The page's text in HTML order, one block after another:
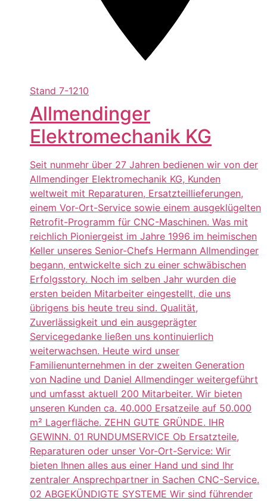
Stand 7-1210
Allmendinger
Elektromechanik KG
Seit nunmehr über 27 Jahren bedienen wir von der
Allmendinger Elektromechanik KG, Kunden
weltweit mit Reparaturen, Ersatzteillieferungen,
einem Vor-Ort-Service sowie einem ausgeklügelten
Retrofit-Programm für CNC-Maschinen. Was mit
reichlich Pioniergeist im Jahre 1996 im heimischen
Keller unseres Senior-Chefs Hermann Allmendinger
begann, entwickelte sich zu einer schwäbischen
Erfolgsstory. Noch im selben Jahr wurden die
ersten beiden Mitarbeiter eingestellt, die uns
übrigens bis heute treu sind. Qualität,
Zuverlässigkeit und ein ausgeprägter
Servicegedanke ließen uns kontinuierlich
weiterwachsen. Heute wird unser
Familienunternehmen in der zweiten Generation
von Nadine und Daniel Allmendinger weitergeführt
und umfasst aktuell 200 Mitarbeiter. Wir bieten
unseren Kunden ca. 40.000 Ersatzeile auf 50.000
m² Lagerfläche. ZEHN GUTE GRÜNDE. IHR
GEWINN. 01 RUNDUMSERVICE Ob Ersatzteile,
Reparaturen oder unser Vor-Ort-Service: Wir
bieten Ihnen alles aus einer Hand und sind Ihr
zentraler Ansprechpartner in Sachen CNC-Service.
02 ABGEKÜNDIGTE SYSTEME Wir sind führender